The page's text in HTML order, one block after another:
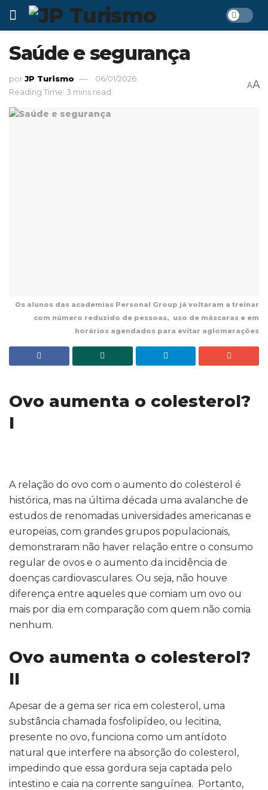
Saúde e segurança
porJP Turismo
06/01/2026
Reading Time: 3 mins read
AA
Os alunos das academias Personal Group já voltaram a treinar
com número reduzido de pessoas, uso de máscaras e em
horários agendados para evitar aglomerações
Ovo aumenta o colesterol?
I
A relação do ovo com o aumento do colesterol é
histórica, mas na última década uma avalanche de
estudos de renomadas universidades americanas e
europeias, com grandes grupos populacionais,
demonstraram não haver relação entre o consumo
regular de ovos e o aumento da incidência de
doenças cardiovasculares. Ou seja, não houve
diferença entre aqueles que comiam um ovo ou
mais por dia em comparação com quem não comia
nenhum.
Ovo aumenta o colesterol?
II
Apesar de a gema ser rica em colesterol, uma
substância chamada fosfolipídeo, ou lecitina,
presente no ovo, funciona como um antídoto
natural que interfere na absorção do colesterol,
impedindo que essa gordura seja captada pelo
intestino e caia na corrente sanguínea. Portanto,